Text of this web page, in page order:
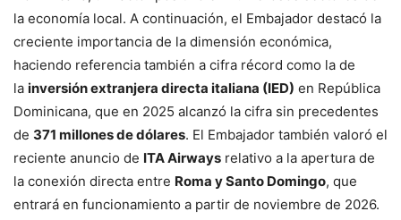
la economía local. A continuación, el Embajador destacó la
creciente importancia de la dimensión económica,
haciendo referencia también a cifra récord como la de
la inversión extranjera directa italiana (IED) en República
Dominicana, que en 2025 alcanzó la cifra sin precedentes
de 371 millones de dólares. El Embajador también valoró el
reciente anuncio de ITA Airways relativo a la apertura de
la conexión directa entre Roma y Santo Domingo, que
entrará en funcionamiento a partir de noviembre de 2026.